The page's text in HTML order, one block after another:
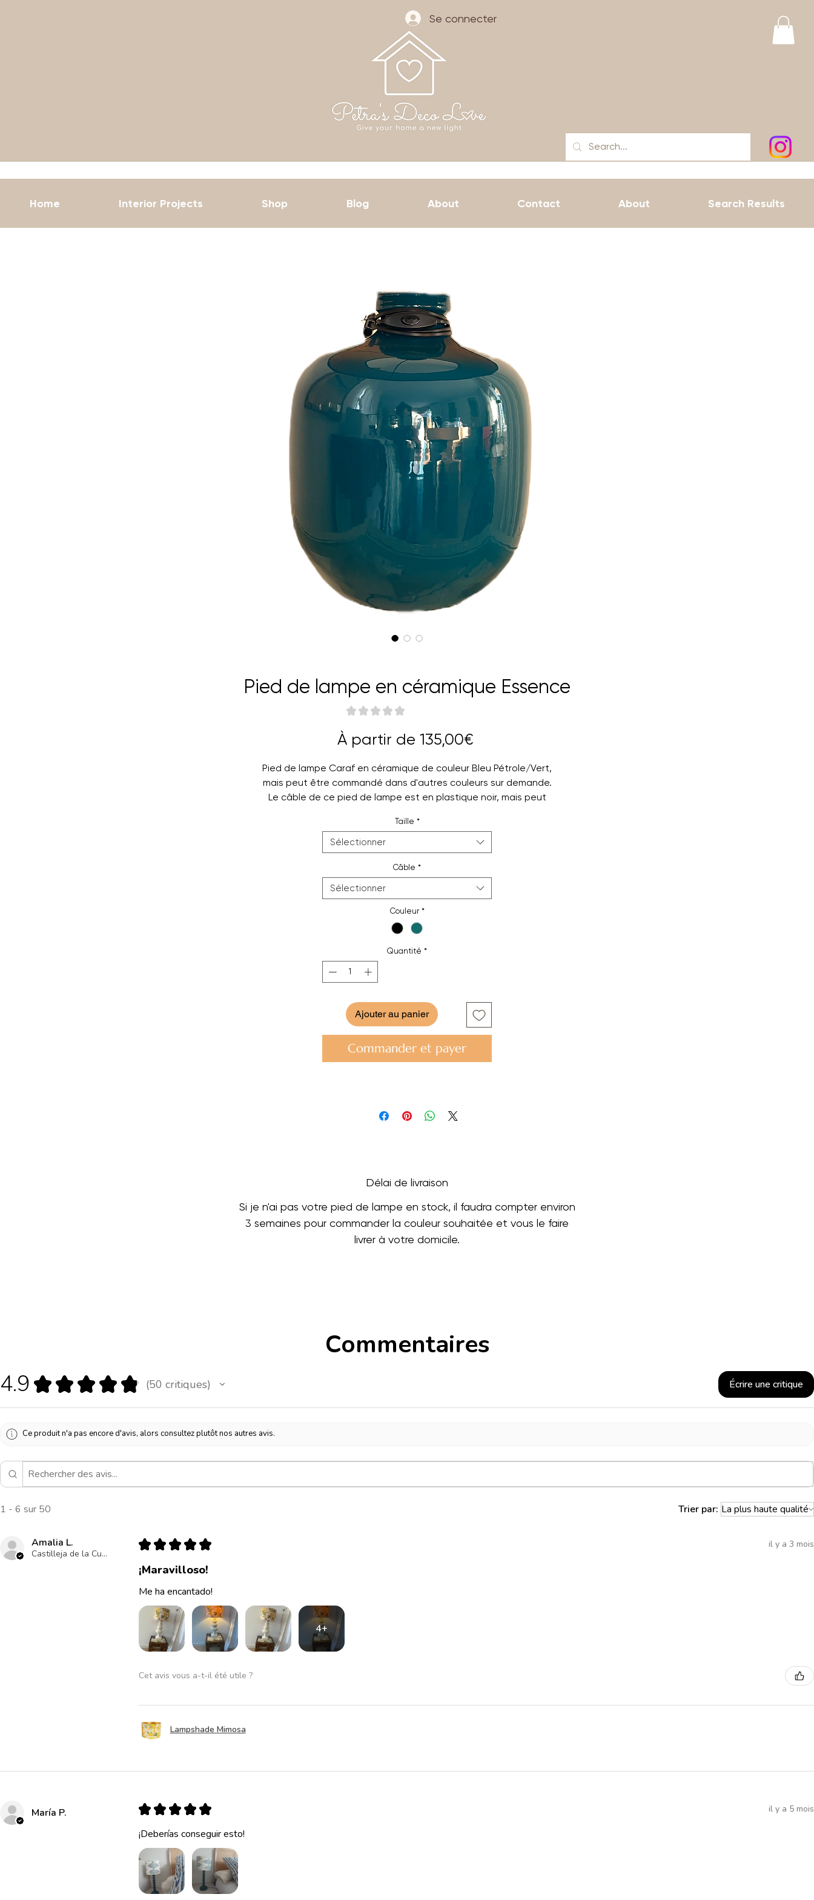
Se connecter
Home Interior Projects Shop Blog About Contact About Search Results
Pied de lampe en céramique Essence
★ ★ ★ ★ ★
À partir de 135,00€
Pied de lampe Caraf en céramique de couleur Bleu Pétrole/Vert,
mais peut être commandé dans d'autres couleurs sur demande.
Le câble de ce pied de lampe est en plastique noir, mais peut
Hauteur : 28 cm
Largeur : 28 cm
Taille *
Sélectionner
Câble *
Sélectionner
Couleur *
Quantité *
Ajouter au panier
Commander et payer
Délai de livraison
Si je n'ai pas votre pied de lampe en stock, il faudra compter environ
3 semaines pour commander la couleur souhaitée et vous le faire
livrer à votre domicile.
Commentaires
4.9 ★ ★ ★ ★ ★ 50 critiques
50 Écrire une critique
Ce produit n'a pas encore d'avis, alors consultez plutôt nos autres avis.
1 - 6 sur 50 Trier par:
Amalia L.
Castilleja de la Cuesta , ES-AN
★ ★ ★ ★ ★ il y a 3 mois
¡Maravilloso!
Me ha encantado!
4+
Cet avis vous a-t-il été utile ?
Lampshade Mimosa
María P. ★ ★ ★ ★ ★ il y a 5 mois
¡Deberías conseguir esto!